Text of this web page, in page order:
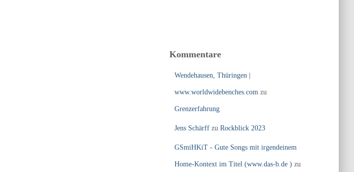
Kommentare
Wendehausen, Thüringen |
www.worldwidebenches.com zu
Grenzerfahrung
Jens Schärffzu Rockblick 2023
GSmiHKiT - Gute Songs mit irgendeinem
Home-Kontext im Titel (www.das-b.de ) zu